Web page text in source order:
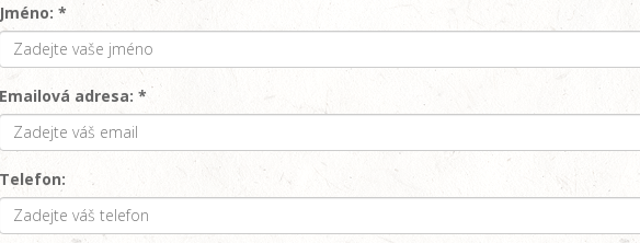
Jméno: *
Emailová adresa: *
Telefon: